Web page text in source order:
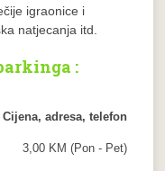
igraonice i
natjecanja itd.
:
Cijena, adresa, telefon
3,00 KM (Pon - Pet)